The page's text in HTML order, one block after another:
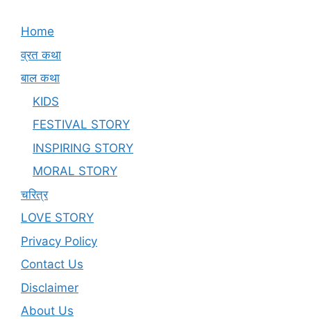
Home
व्रत कथा
बाल कथा
KIDS
FESTIVAL STORY
INSPIRING STORY
MORAL STORY
चरित्र
LOVE STORY
Privacy Policy
Contact Us
Disclaimer
About Us